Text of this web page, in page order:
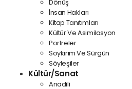
Dönüş
İnsan Hakları
Kitap Tanıtımları
Kültür Ve Asimilasyon
Portreler
Soykırım Ve Sürgün
Söyleşiler
Kültür/Sanat
Anadili